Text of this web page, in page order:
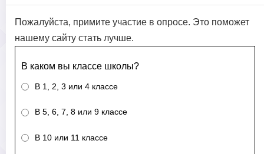
Пожалуйста, примите участие в опросе. Это поможет
нашему сайту стать лучше.
В каком вы классе школы?
В 1, 2, 3 или 4 классе
В 5, 6, 7, 8 или 9 классе
В 10 или 11 классе